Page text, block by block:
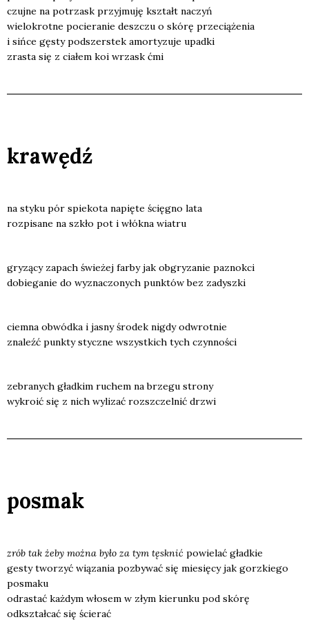
czuj­ne na potrzask przyj­mu­ję kształt naczyń
wie­lo­krot­ne pocie­ra­nie desz­czu o skó­rę prze­cią­że­nia
i siń­ce gęsty pod­szer­stek amor­ty­zu­je upad­ki
zra­sta się z cia­łem koi wrzask ćmi
krawędź
na sty­ku pór spie­ko­ta napię­te ścię­gno lata
roz­pi­sa­ne na szkło pot i włók­na wia­tru
gry­zą­cy zapach świe­żej far­by jak obgry­za­nie paznok­ci
dobie­ga­nie do wyzna­czo­nych punk­tów bez zadysz­ki
ciem­na obwód­ka i jasny śro­dek nigdy odwrot­nie
zna­leźć punk­ty stycz­ne wszyst­kich tych czyn­no­ści
zebra­nych gład­kim ruchem na brze­gu stro­ny
wykro­ić się z nich wyli­zać roz­sz­czel­nić drzwi
posmak
zrób tak żeby moż­na było za tym tęsk­nić powie­lać gład­kie
gesty two­rzyć wią­za­nia pozby­wać się mie­się­cy jak gorz­kie­go
posma­ku
odra­stać każ­dym wło­sem w złym kie­run­ku pod skó­rę
odkształ­cać się ście­rać